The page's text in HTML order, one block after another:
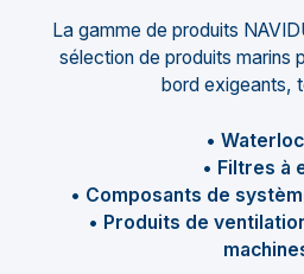
La gamme de produits
sélection de produits marins
bord exigeants,
•
• Filtres à
• Composants de
• Produits de